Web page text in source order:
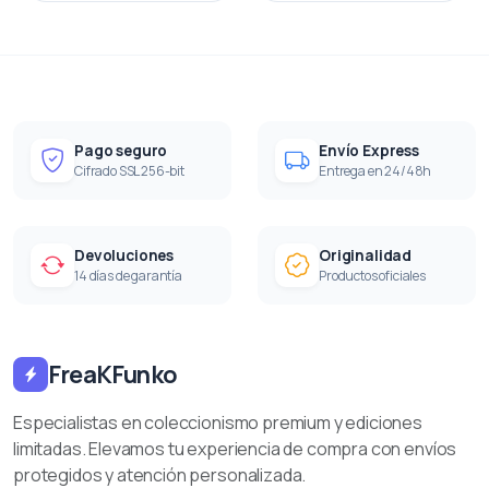
Pago seguro
Cifrado SSL 256-bit
Envío Express
Entrega en 24/48h
Devoluciones
14 días de garantía
Originalidad
Productos oficiales
FreaKFunko
Especialistas en coleccionismo premium y ediciones
limitadas. Elevamos tu experiencia de compra con envíos
protegidos y atención personalizada.